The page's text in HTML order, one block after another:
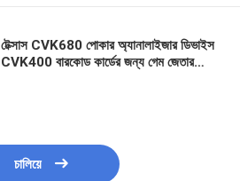
টেক্সাস CVK680 পোকার অ্যানালাইজার ডিভাইস
CVK400 বারকোড কার্ডের জন্য গেম জেতার
চালিয়ে